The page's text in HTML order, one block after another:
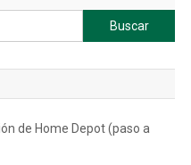
Buscar:
de Home Depot (paso a